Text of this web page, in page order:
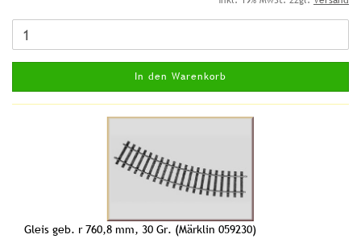
In den Warenkorb
Gleis geb. r 760,8 mm, 30 Gr. (Märklin 059230)